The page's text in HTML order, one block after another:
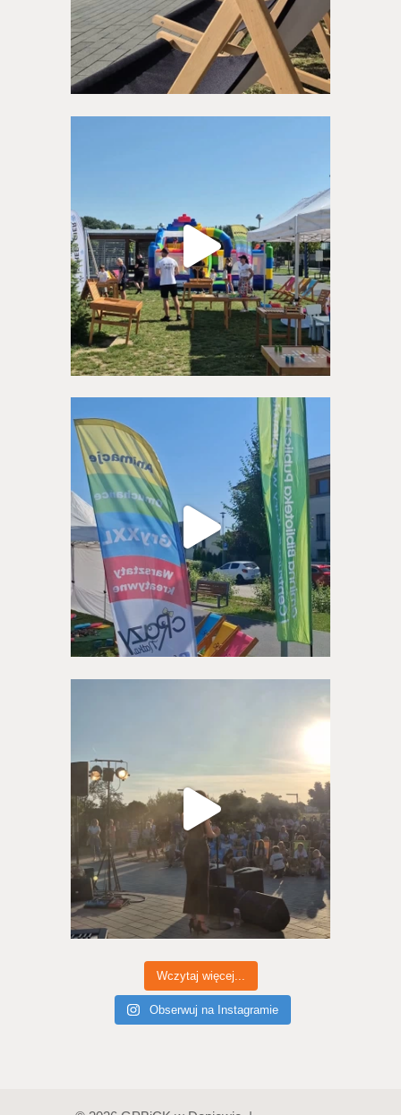
Wczytaj więcej...
Obserwuj na Instagramie